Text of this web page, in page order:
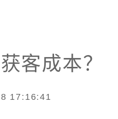
客成本？
17:16:41